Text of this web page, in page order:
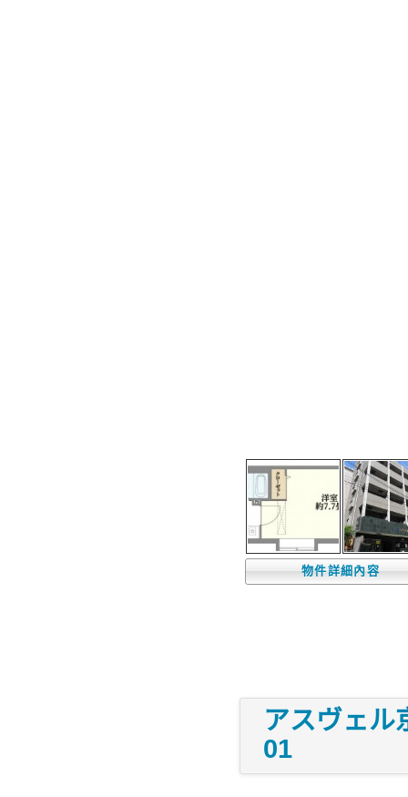
物件詳細內容
アスヴェ
01